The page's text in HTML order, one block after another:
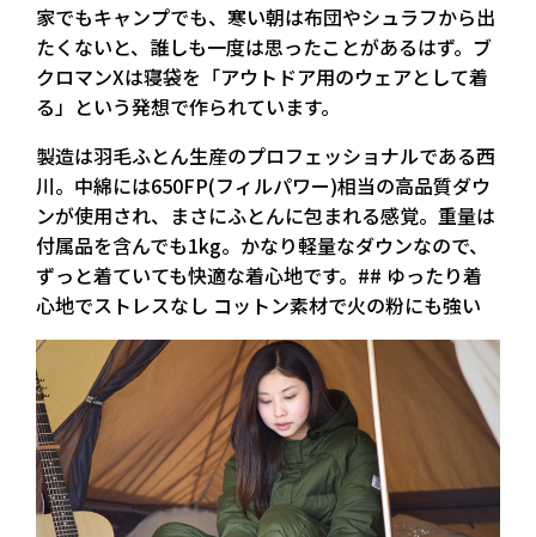
家でもキャンプでも、寒い朝は布団やシュラフから出
たくないと、誰しも一度は思ったことがあるはず。ブ
クロマンXは寝袋を「アウトドア用のウェアとして着
る」という発想で作られています。
製造は羽毛ふとん生産のプロフェッショナルである西
川。中綿には650FP(フィルパワー)相当の高品質ダウ
ンが使用され、まさにふとんに包まれる感覚。重量は
付属品を含んでも1kg。かなり軽量なダウンなので、
ずっと着ていても快適な着心地です。## ゆったり着
心地でストレスなし コットン素材で火の粉にも強い